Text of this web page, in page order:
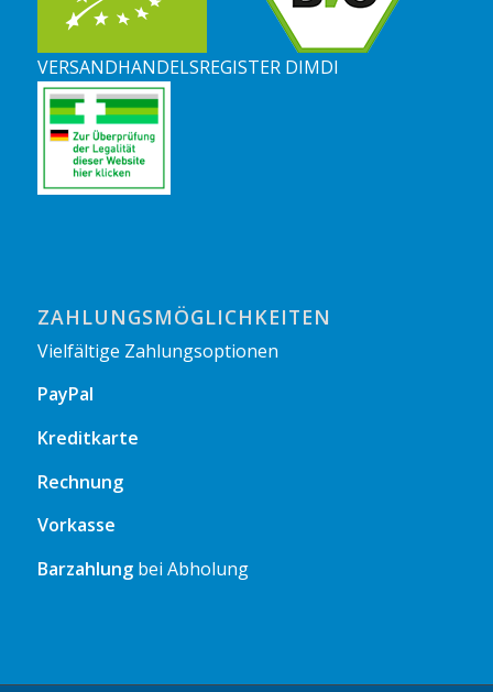
VERSANDHANDELSREGISTER DIMDI
ZAHLUNGSMÖGLICHKEITEN
Vielfältige Zahlungsoptionen
PayPal
Kreditkarte
Rechnung
Vorkasse
Barzahlungbei Abholung